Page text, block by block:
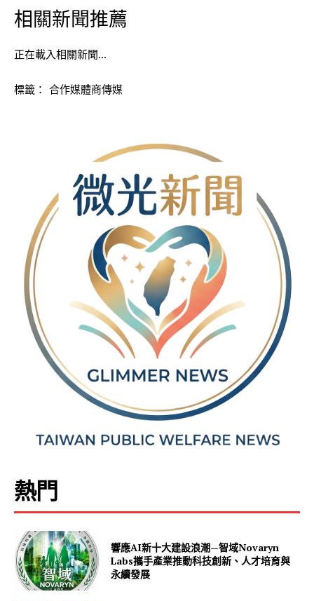
相關新聞推薦
正在載入相關新聞…
標籤： 合作媒體商傳媒
熱門
響應AI新十大建設浪潮—智域Novaryn
Labs攜手產業推動科技創新、人才培育與
永續發展